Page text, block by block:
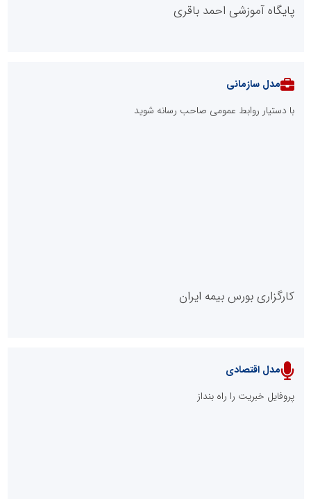
پایگاه آموزشی احمد باقری
پایگاه خبری نهضت ملی مسکن
مدل سازمانی
با دستیار روابط عمومی صاحب رسانه شوید
کارگزاری بورس بیمه ایران
مدل اقتصادی
پروفایل خبریت را راه بنداز